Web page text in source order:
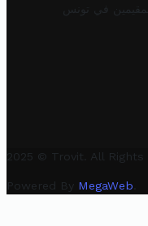
في تونس
2025 © Trovit. All Rights
Powered By MegaWeb